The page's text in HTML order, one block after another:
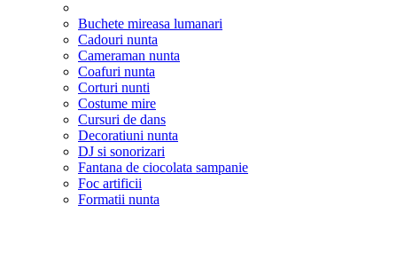
Buchete mireasa lumanari
Cadouri nunta
Cameraman nunta
Coafuri nunta
Corturi nunti
Costume mire
Cursuri de dans
Decoratiuni nunta
DJ si sonorizari
Fantana de ciocolata sampanie
Foc artificii
Formatii nunta